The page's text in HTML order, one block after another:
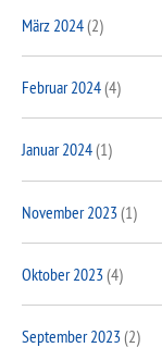
März 2024(2)
Februar 2024(4)
Januar 2024(1)
November 2023(1)
Oktober 2023(4)
September 2023(2)